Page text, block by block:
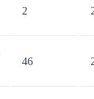
2
46